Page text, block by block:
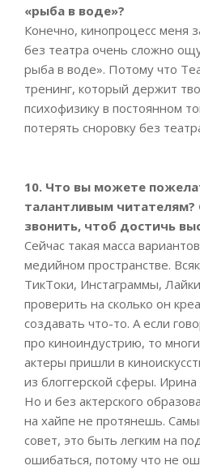
«рыба в воде»?
Конечно, кинопроцесс меня
без театра очень сложно
рыба в воде». Потому что
тренинг, который держит
психофизику в постоянном
потерять сноровку без
10. Что вы можете
талантливым читателям?
звонить, чтоб достичь
Сейчас такая масса
медийном пространстве.
ТикТоки, Инстаграммы,
проверить на сколько он
создавать что-то. А если
про киноиндустрию, то
актеры пришли в
из блоггерской сферы.
Но и без актерского
на хайпе не протянешь.
совет, это быть легким на
ошибаться, потому что не